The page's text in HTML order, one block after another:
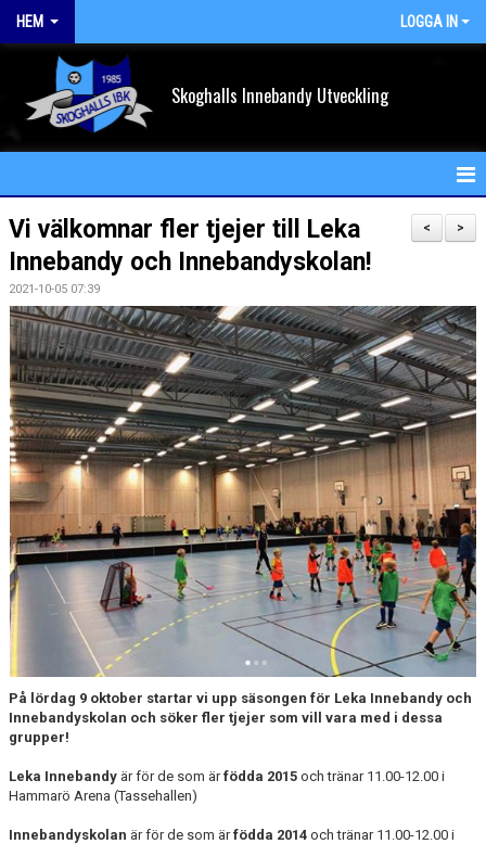
HEM LOGGA IN
Skoghalls Innebandy Utveckling
HEM
NYHETER
FÖRENINGEN
KALENDER
VÅRA LAG/TRÄNARE
MATCHER
KONTAKTUPPGIFTER VÅRA LAG
>
<
Vi välkomnar fler tjejer till Leka
Innebandy och Innebandyskolan!
2021-10-05 07:39
På lördag 9 oktober startar vi upp säsongen för Leka Innebandy och
Innebandyskolan och söker fler tjejer som vill vara med i dessa
grupper!
Leka Innebandy är för de som ärfödda 2015 och tränar 11.00-12.00 i
Hammarö Arena (Tassehallen)
Innebandyskolan är för de som ärfödda 2014 och tränar 11.00-12.00 i